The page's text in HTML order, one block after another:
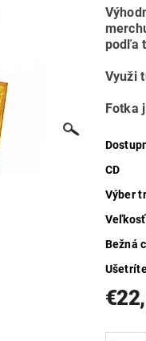
podľa
Využi
Fotka
CD
Výber
Bežná